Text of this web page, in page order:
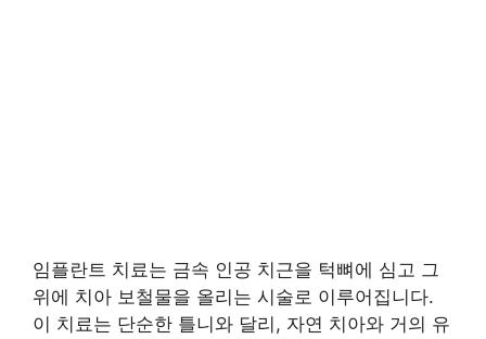
임플란트 치료는 금속 인공 치근을 턱뼈에 심고 그
위에 치아 보철물을 올리는 시술로 이루어집니다.
이 치료는 단순한 틀니와 달리, 자연 치아와 거의 유